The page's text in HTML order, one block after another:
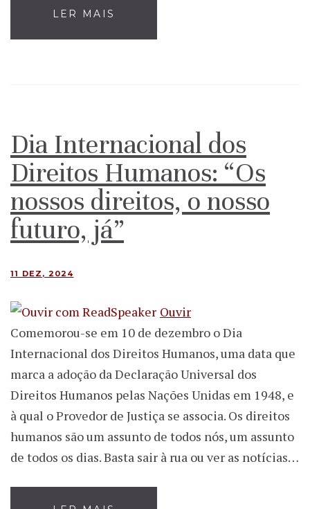
LER MAIS
Dia Internacional dos
Direitos Humanos: “Os
nossos direitos, o nosso
futuro, já”
11 DEZ, 2024
Ouvir
Comemorou-se em 10 de dezembro o Dia
Internacional dos Direitos Humanos, uma data que
marca a adoção da Declaração Universal dos
Direitos Humanos pelas Nações Unidas em 1948, e
à qual o Provedor de Justiça se associa. Os direitos
humanos são um assunto de todos nós, um assunto
de todos os dias. Basta sair à rua ou ver as notícias…